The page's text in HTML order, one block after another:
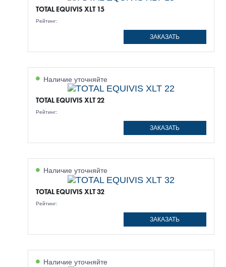
TOTAL EQUIVIS XLT 15
Рейтинг:
ЗАКАЗАТЬ
Наличие уточняйте
TOTAL EQUIVIS XLT 22
Рейтинг:
ЗАКАЗАТЬ
Наличие уточняйте
TOTAL EQUIVIS XLT 32
Рейтинг:
ЗАКАЗАТЬ
Наличие уточняйте